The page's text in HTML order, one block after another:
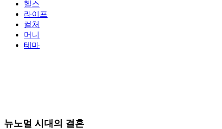
헬스
라이프
컬처
머니
테마
뉴노멀 시대의 결혼